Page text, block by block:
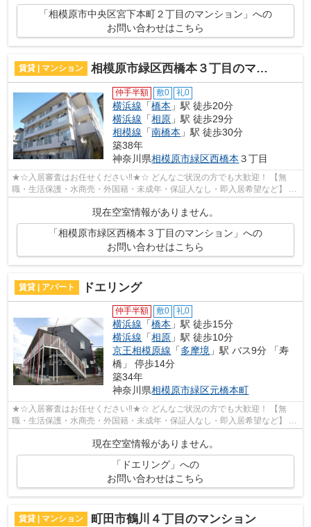
「相模原市中央区宮下本町２丁目のマンション」への
お問い合わせはこちら
賃貸 | マンション 相模原市緑区西橋本３丁目のマンション
仲手半額 敷0 礼0
横浜線 「橋本 」駅 徒歩20分
横浜線 「相原 」駅 徒歩29分
相模線 「南橋本 」駅 徒歩30分
築38年
神奈川県相模原市緑区西橋本 ３丁目
★☆入居審査はお任せください‼★☆ どんなご状況の方でも大歓迎！ 【無
職・生活保護・水商売・外国籍・未成年・保証人なし・即入居希望など】 ネ
ット非公開の物件からもお探し致します‼ ...
現在空室情報がありません。
「相模原市緑区西橋本３丁目のマンション」への
お問い合わせはこちら
賃貸 | アパート ドエリング
仲手半額 敷0 礼0
横浜線 「橋本 」駅 徒歩15分
横浜線 「相原 」駅 徒歩10分
京王相模原線 「多摩境 」駅 バス9分 「寿
橋」 停歩14分
築34年
神奈川県相模原市緑区元橋本町
★☆入居審査はお任せください‼★☆ どんなご状況の方でも大歓迎！ 【無
職・生活保護・水商売・外国籍・未成年・保証人なし・即入居希望など】 ネ
現在空室情報がありません。
「ドエリング」への
お問い合わせはこちら
賃貸 | マンション 町田市鶴川４丁目のマンション